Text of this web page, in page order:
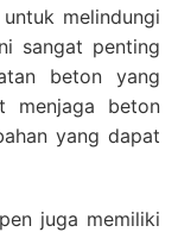
melindungi
sangat penting
beton yang
menjaga beton
yang dapat
juga memiliki